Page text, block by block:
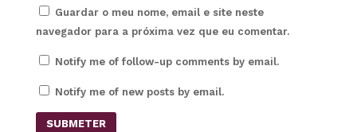
Guardar o meu nome, email e site neste
navegador para a próxima vez que eu comentar.
Notify me of follow-up comments by email.
Notify me of new posts by email.
SUBMETER